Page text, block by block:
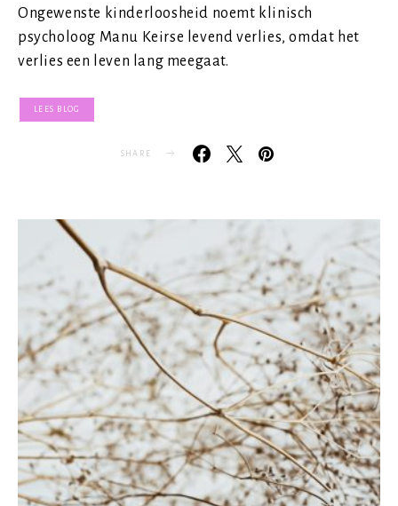
Ongewenste kinderloosheid noemt klinisch
psycholoog Manu Keirse levend verlies, omdat het
verlies een leven lang meegaat.
LEES BLOG
SHARE